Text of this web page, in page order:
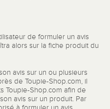
de formuler un avis
alors sur la fiche produit du
avis sur un ou plusieurs
de Toupie-Shop.com, il
Toupie-Shop.com afin de
avis sur un produit. Par